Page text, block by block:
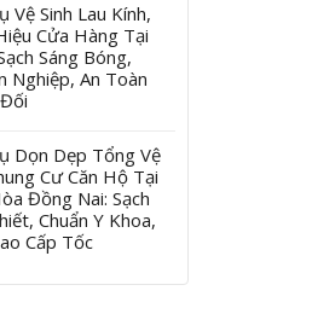
Vệ Sinh Lau Kính,
Cửa Hàng Tại
Sáng Bóng,
Nghiệp, An Toàn
Dọn Dẹp Tổng Vệ
Cư Căn Hộ Tại
Đồng Nai: Sạch
Chuẩn Y Khoa,
Cấp Tốc